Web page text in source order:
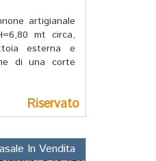
artigianale
mt circa,
esterna e
di una corte
Riservato
In Vendita